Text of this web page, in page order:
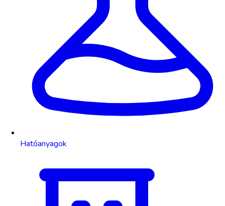
Hatóanyagok